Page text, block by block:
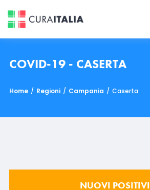
COVID-19 - CASERTA
Home / Regioni / Campania / Caserta
NUOVI POSITIVI